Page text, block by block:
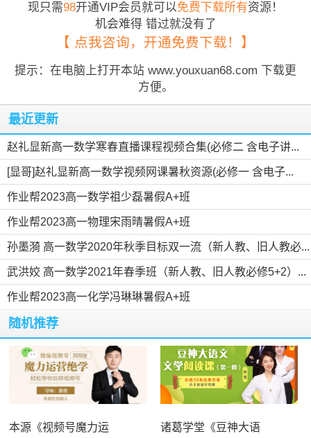
现只需98开通VIP会员就可以免费下载所有资源！
机会难得 错过就没有了
【 点我咨询，开通免费下载！】
提示：在电脑上打开本站 www.youxuan68.com 下载更
方便。
最近更新
赵礼显新高一数学寒春直播课程视频合集(必修二 含电子讲...
[显哥]赵礼显新高一数学视频网课暑秋资源(必修一 含电子...
作业帮2023高一数学祖少磊暑假A+班
作业帮2023高一物理宋雨晴暑假A+班
孙墨漪 高一数学2020年秋季目标双一流（新人教、旧人教必...
武洪姣 高一数学2021年春季班（新人教、旧人教必修5+2）...
作业帮2023高一化学冯琳琳暑假A+班
随机推荐
本源《视频号魔力运 诸葛学堂《豆神大语